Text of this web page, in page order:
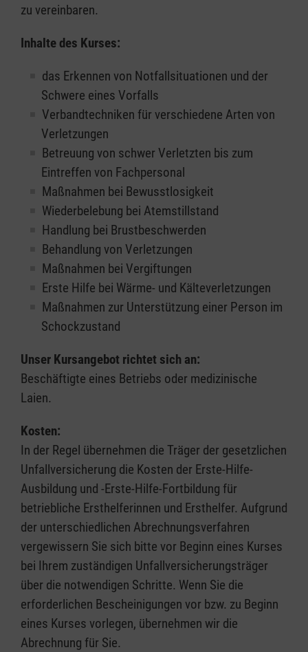
zu vereinbaren.
Inhalte des Kurses:
das Erkennen von Notfallsituationen und der
Schwere eines Vorfalls
Verbandtechniken für verschiedene Arten von
Verletzungen
Betreuung von schwer Verletzten bis zum
Eintreffen von Fachpersonal
Maßnahmen bei Bewusstlosigkeit
Wiederbelebung bei Atemstillstand
Handlung bei Brustbeschwerden
Behandlung von Verletzungen
Maßnahmen bei Vergiftungen
Erste Hilfe bei Wärme- und Kälteverletzungen
Maßnahmen zur Unterstützung einer Person im
Schockzustand
Unser Kursangebot richtet sich an:
Beschäftigte eines Betriebs oder medizinische
Laien.
Kosten:
In der Regel übernehmen die Träger der gesetzlichen
Unfallversicherung die Kosten der Erste-Hilfe-
Ausbildung und -Erste-Hilfe-Fortbildung für
betriebliche Ersthelferinnen und Ersthelfer. Aufgrund
der unterschiedlichen Abrechnungsverfahren
vergewissern Sie sich bitte vor Beginn eines Kurses
bei Ihrem zuständigen Unfallversicherungsträger
über die notwendigen Schritte. Wenn Sie die
erforderlichen Bescheinigungen vor bzw. zu Beginn
eines Kurses vorlegen, übernehmen wir die
Abrechnung für Sie.